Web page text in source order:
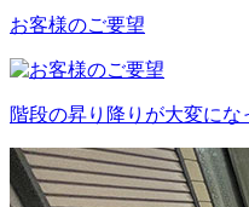
お客様のご要望
階段の昇り降りが大変にな